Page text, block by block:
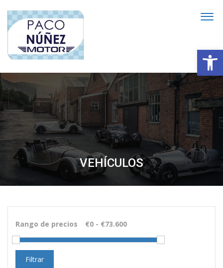
VEHÍCULOS
Rango de precios
Filtrar